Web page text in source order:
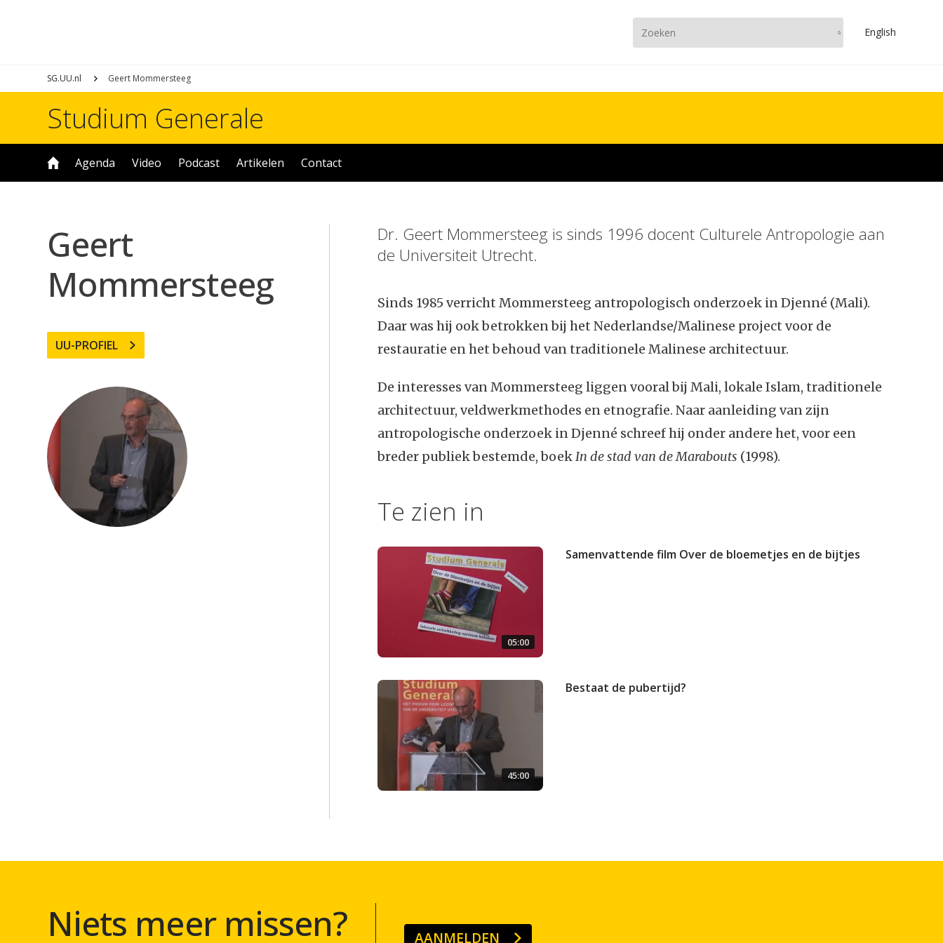
English
SG.UU.nl Geert Mommersteeg
Studium Generale
Agenda Video Podcast Artikelen Contact
Geert
Mommersteeg
UU-PROFIEL
Dr. Geert Mommersteeg is sinds 1996 docent Culturele Antropologie aan
de Universiteit Utrecht.
Sinds 1985 verricht Mommersteeg antropologisch onderzoek in Djenné (Mali).
Daar was hij ook betrokken bij het Nederlandse/Malinese project voor de
restauratie en het behoud van traditionele Malinese architectuur.
De interesses van Mommersteeg liggen vooral bij Mali, lokale Islam, traditionele
architectuur, veldwerkmethodes en etnografie. Naar aanleiding van zijn
antropologische onderzoek in Djenné schreef hij onder andere het, voor een
breder publiek bestemde, boekIn de stad van de Marabouts (1998).
Te zien in
05:00
Samenvattende film Over de bloemetjes en de bijtjes
45:00
Bestaat de pubertijd?
Niets meer missen? AANMELDEN